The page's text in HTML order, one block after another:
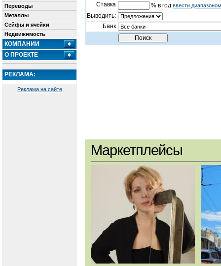
Переводы
Металлы
Сейфы и ячейки
Недвижимость
КОМПАНИИ
О ПРОЕКТЕ
РЕКЛАМА:
Реклама на сайте
Ставка % в год ввести диапазоном
Выводить:
Банк
Маркетплейсы